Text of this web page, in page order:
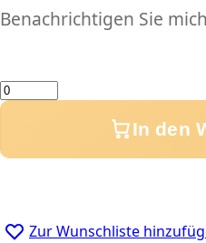
Benachrichtigen Sie
Menge
In den
Zur Wunschliste